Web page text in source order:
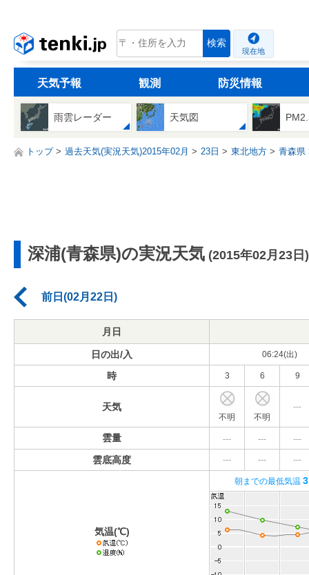
tenki.jp 検索
現在地
天気予報 観測 防災情報
雨雲レーダー 天気図
トップ 過去天気(実況天気)2015年02月 23日 東北地方 青森県
深浦(青森県)の実況天気 (2015年02月23日)
前日(02月22日)
月日
日の出/入 06:24(出)
時 3 6 9
天気
不明 不明
---
雲量 --- --- ---
雲底高度 --- --- ---
気温(℃)
朝までの最低気温